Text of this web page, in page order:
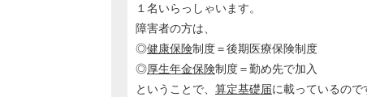
１名いらっしゃいます。
障害者の方は、
◎健康保険制度＝後期医療保険制度
◎厚生年金保険制度＝勤め先で加入
ということで、 算定基礎届に載っているの